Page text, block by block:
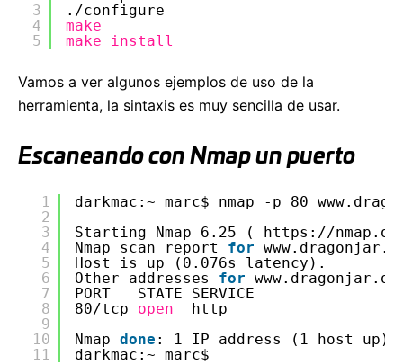
3
4
5
. /configure
make
make
install
Vamos a ver algunos ejemplos de uso de la
herramienta, la sintaxis es muy sencilla de usar.
Escaneando con Nmap un puerto
1
2
3
4
5
6
7
8
9
10
11
darkmac:~ marc$ nmap -p 80
Starting Nmap 6.25 ( https: //nmap
Nmap scan report for
Host is up (0.076s latency).
Other addresses for
PORT   STATE SERVICE
80/tcp open
http
Nmap done : 1 IP address (1 host up)
darkmac:~ marc$